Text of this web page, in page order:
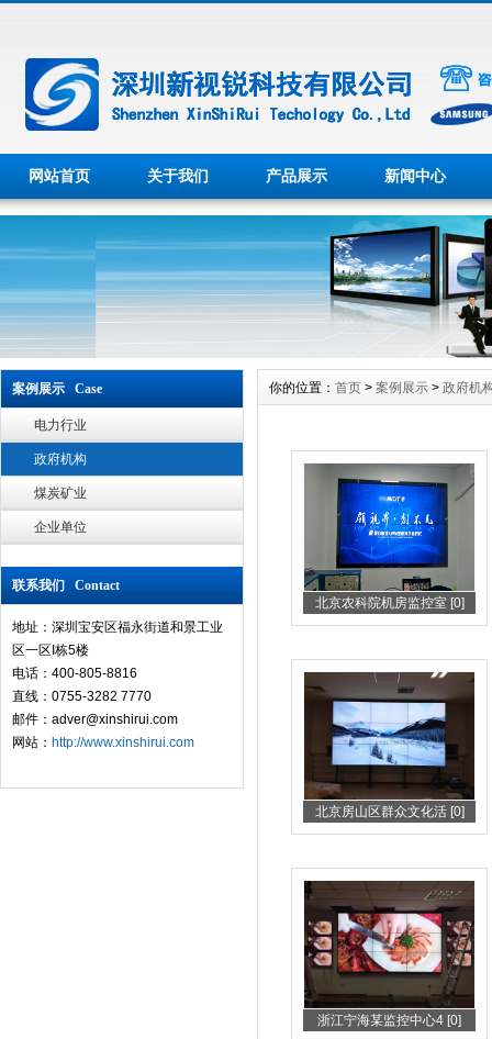
网站首页 关于我们 产品展示 新闻中心
案例展示 Case
电力行业
政府机构
煤炭矿业
企业单位
联系我们 Contact
地址：深圳宝安区福永街道和景工业
区一区I栋5楼
电话：400-805-8816
直线：0755-3282 7770
邮件：adver@xinshirui.com
网站： http://www.xinshirui.com
你的位置： 首页 > 案例展示 > 政府机
北京农科院机房监控室 [0]
北京房山区群众文化活 [0]
浙江宁海某监控中心4 [0]